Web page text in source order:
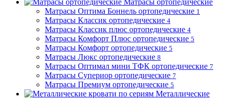
Матрасы Оптима Боннель ортопедические 1
Матрасы Классик ортопедические 4
Матрасы Классик плюс ортопедические 4
Матрасы Комфорт Плюс ортопедические 5
Матрасы Комфорт ортопедические 5
Матрасы Люкс ортопедические 8
Матрасы Оптимал мини ТФК ортопедические 7
Матрасы Супериор ортопедические 7
Матрасы Премиум ортопедические 5
Металлические